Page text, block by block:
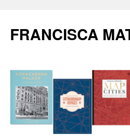
FRANCISCA